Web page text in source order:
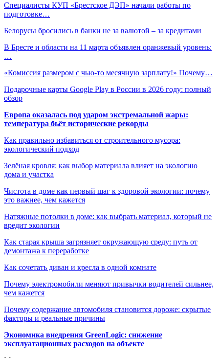
Специалисты КУП «Брестское ДЭП» начали работы по
подготовке…
Белорусы бросились в банки не за валютой – за кредитами
В Бресте и области на 11 марта объявлен оранжевый уровень:
…
«Комиссия размером с чью-то месячную зарплату!» Почему…
Подарочные карты Google Play в России в 2026 году: полный
обзор
Европа оказалась под ударом экстремальной жары:
температура бьёт исторические рекорды
Как правильно избавиться от строительного мусора:
экологический подход
Зелёная кровля: как выбор материала влияет на экологию
дома и участка
Чистота в доме как первый шаг к здоровой экологии: почему
это важнее, чем кажется
Натяжные потолки в доме: как выбрать материал, который не
вредит экологии
Как старая крыша загрязняет окружающую среду: путь от
демонтажа к переработке
Как сочетать диван и кресла в одной комнате
Почему электромобили меняют привычки водителей сильнее,
чем кажется
Почему содержание автомобиля становится дороже: скрытые
факторы и реальные причины
Экономика внедрения GreenLogic: снижение
эксплуатационных расходов на объекте